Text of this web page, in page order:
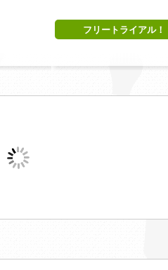
フリートライアル！